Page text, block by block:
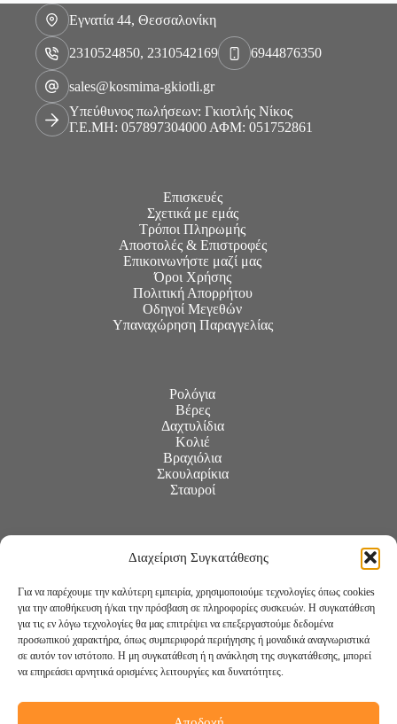
Διαχείριση Συγκατάθεσης
Για να παρέχουμε την καλύτερη εμπειρία, χρησιμοποιούμε τεχνολογίες όπως cookies
για την αποθήκευση ή/και την πρόσβαση σε πληροφορίες συσκευών. Η συγκατάθεση
για τις εν λόγω τεχνολογίες θα μας επιτρέψει να επεξεργαστούμε δεδομένα
προσωπικού χαρακτήρα, όπως συμπεριφορά περιήγησης ή μοναδικά αναγνωριστικά
σε αυτόν τον ιστότοπο. Η μη συγκατάθεση ή η ανάκληση της συγκατάθεσης, μπορεί
να επηρεάσει αρνητικά ορισμένες λειτουργίες και δυνατότητες.
Εγνατία 44, Θεσσαλονίκη
2310524850, 2310542169 6944876350
sales@kosmima-gkiotli.gr
Υπεύθυνος πωλήσεων: Γκιοτλής Νίκος
Γ.Ε.ΜΗ: 057897304000 ΑΦΜ: 051752861
Επισκευές
Σχετικά με εμάς
Τρόποι Πληρωμής
Αποστολές & Επιστροφές
Επικοινωνήστε μαζί μας
Όροι Χρήσης
Πολιτική Απορρήτου
Οδηγοί Μεγεθών
Υπαναχώρηση Παραγγελίας
Ρολόγια
Βέρες
Δαχτυλίδια
Κολιέ
Βραχιόλια
Σκουλαρίκια
Σταυροί